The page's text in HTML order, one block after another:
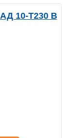
10-Т230 B